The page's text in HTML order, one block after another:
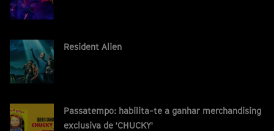
Resident Alien
Passatempo: habilita-te a ganhar merchandising
exclusiva de 'CHUCKY'